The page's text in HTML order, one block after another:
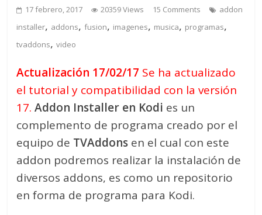
17 febrero, 2017 20359 Views 15 Comments
addon
installer, addons,fusion, imagenes, musica, programas,
tvaddons,video
Actualización 17/02/17 Se ha actualizado
el tutorial y compatibilidad con la versión
17. Addon Installer en Kodi es un
complemento de programa creado por el
equipo de TVAddons en el cual con este
addon podremos realizar la instalación de
diversos addons, es como un repositorio
en forma de programa para Kodi.